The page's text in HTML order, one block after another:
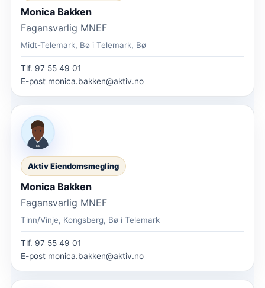
Monica Bakken
Fagansvarlig MNEF
Midt-Telemark, Bø i Telemark, Bø
Tlf. 97 55 49 01
E-post monica.bakken@aktiv.no
Aktiv Eiendomsmegling
Monica Bakken
Fagansvarlig MNEF
Tinn/Vinje, Kongsberg, Bø i Telemark
Tlf. 97 55 49 01
E-post monica.bakken@aktiv.no